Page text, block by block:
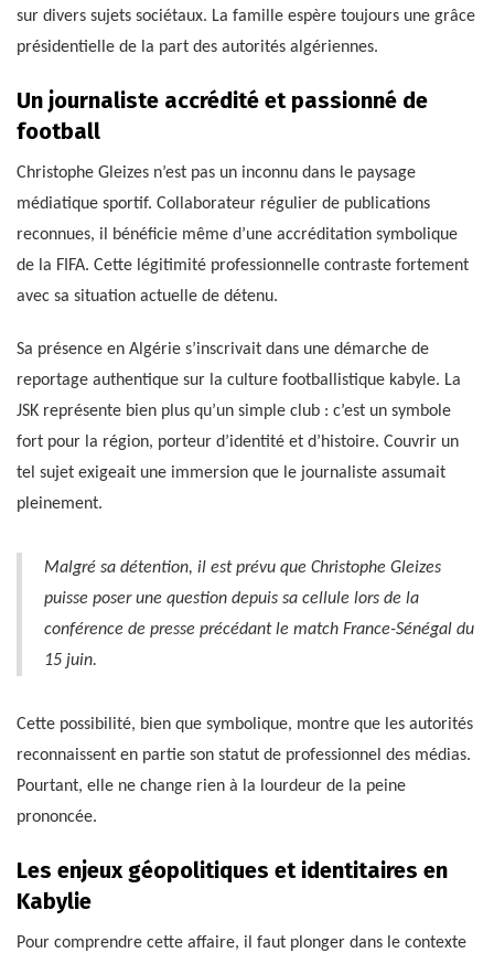
sur divers sujets sociétaux. La famille espère toujours une grâce
présidentielle de la part des autorités algériennes.
Un journaliste accrédité et passionné de
football
Christophe Gleizes n’est pas un inconnu dans le paysage
médiatique sportif. Collaborateur régulier de publications
reconnues, il bénéficie même d’une accréditation symbolique
de la FIFA. Cette légitimité professionnelle contraste fortement
avec sa situation actuelle de détenu.
Sa présence en Algérie s’inscrivait dans une démarche de
reportage authentique sur la culture footballistique kabyle. La
JSK représente bien plus qu’un simple club : c’est un symbole
fort pour la région, porteur d’identité et d’histoire. Couvrir un
tel sujet exigeait une immersion que le journaliste assumait
pleinement.
Malgré sa détention, il est prévu que Christophe Gleizes
puisse poser une question depuis sa cellule lors de la
conférence de presse précédant le match France-Sénégal du
15 juin.
Cette possibilité, bien que symbolique, montre que les autorités
reconnaissent en partie son statut de professionnel des médias.
Pourtant, elle ne change rien à la lourdeur de la peine
prononcée.
Les enjeux géopolitiques et identitaires en
Kabylie
Pour comprendre cette affaire, il faut plonger dans le contexte